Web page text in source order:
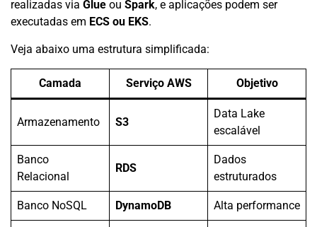
realizadas via Glue ou Spark, e aplicações podem ser
executadas em ECS ou EKS.
Veja abaixo uma estrutura simplificada:
Camada Serviço AWS Objetivo
Armazenamento S3
Data Lake
escalável
Banco
Relacional
RDS
Dados
estruturados
Banco NoSQL DynamoDB Alta performance